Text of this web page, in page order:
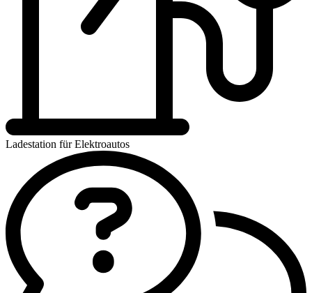
Ladestation für Elektroautos